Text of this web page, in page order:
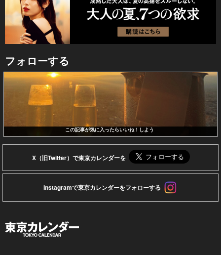
フォローする
この記事が気に入ったらいいね！しよう
X（旧Twitter）で東京カレンダーを
Instagramで東京カレンダーをフォローする